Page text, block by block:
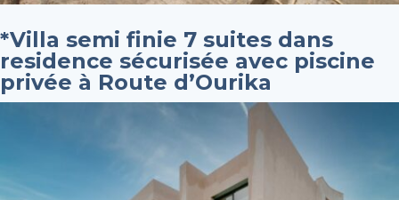
*Villa semi finie 7 suites dans
residence sécurisée avec piscine
privée à Route d’Ourika